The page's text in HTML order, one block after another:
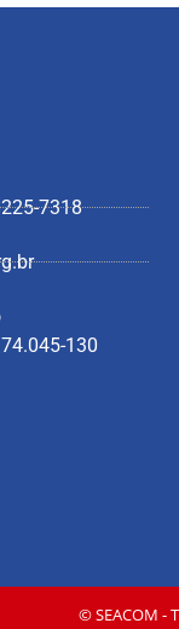
7318
130
© SEACOM -